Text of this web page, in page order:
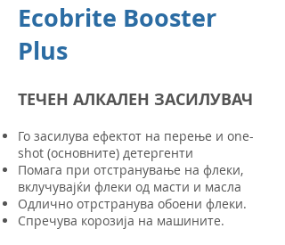
Ecobrite Booster
Plus
ТЕЧЕН АЛКАЛЕН ЗАСИЛУВАЧ
Го засилува ефектот на перење и оne-
shot (основните) детергенти
Помага при отстранување на флеки,
вклучувајќи флеки од масти и масла
Одлично отрстранува обоени флеки.
Спречува корозија на машините.